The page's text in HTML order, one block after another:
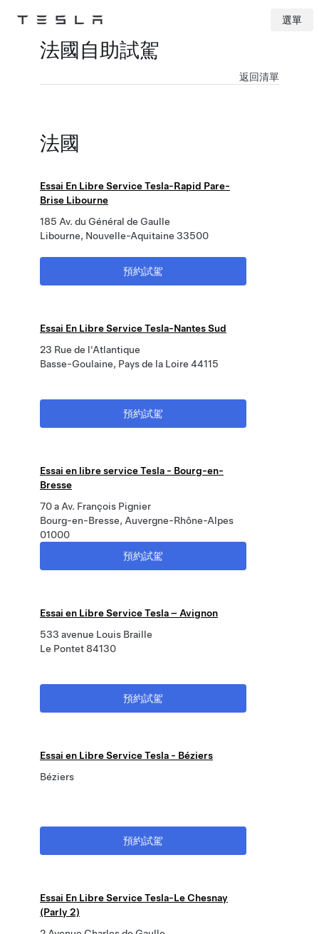
Tesla
Skip to main content
選單
法國自助試駕
返回清單
法國
Essai En Libre Service Tesla-Rapid Pare-
Brise Libourne
185 Av. du Général de Gaulle
Libourne, Nouvelle-Aquitaine 33500
預約試駕
Essai En Libre Service Tesla-Nantes Sud
23 Rue de l'Atlantique
Basse-Goulaine, Pays de la Loire 44115
預約試駕
Essai en libre service Tesla - Bourg-en-
Bresse
70 a Av. François Pignier
Bourg-en-Bresse, Auvergne-Rhône-Alpes
01000
預約試駕
Essai en Libre Service Tesla – Avignon
533 avenue Louis Braille
Le Pontet 84130
預約試駕
Essai en Libre Service Tesla - Béziers
Béziers
預約試駕
Essai En Libre Service Tesla-Le Chesnay
(Parly 2)